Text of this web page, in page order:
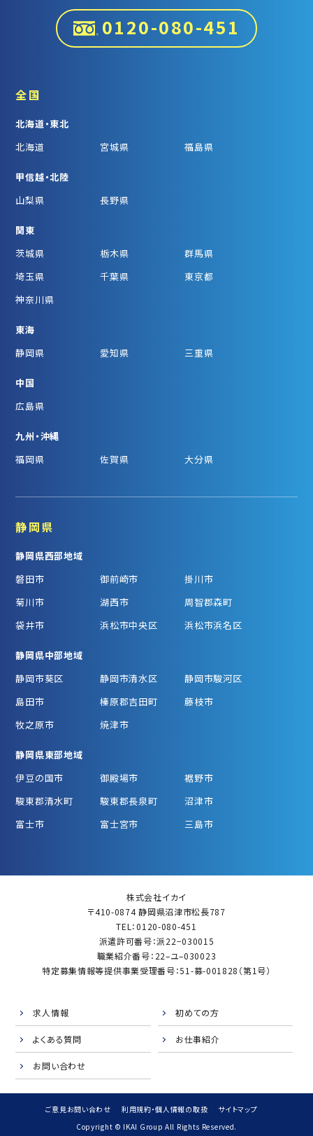
0120-080-451
全国
北海道・東北
北海道
宮城県 福島県
甲信越・北陸
山梨県
長野県
関東
茨城県
栃木県
群馬県
埼玉県
千葉県
東京都
神奈川県
東海
静岡県
愛知県 三重県
中国
広島県
九州・沖縄
福岡県
佐賀県 大分県
静岡県
静岡県西部地域
磐田市
御前崎市
掛川市
菊川市
湖西市
周智郡森町
袋井市
浜松市中央区 浜松市浜名区
静岡県中部地域
静岡市葵区
静岡市清水区
静岡市駿河区
島田市
榛原郡吉田町
藤枝市
牧之原市
焼津市
静岡県東部地域
伊豆の国市
御殿場市
裾野市
駿東郡清水町
駿東郡長泉町
沼津市
富士市
富士宮市 三島市
株式会社イカイ
〒410-0874 静岡県沼津市松長787
TEL：0120-080-451
派遣許可番号：派22−030015
職業紹介番号：22–ユ–030023
特定募集情報等提供事業受理番号：51-募-001828（第1号）
求人情報 初めての方
よくある質問 お仕事紹介
お問い合わせ
ご意見お問い合わせ 利用規約・個人情報の取扱
サイトマップ
Copyright © IKAI Group All Rights Reserved.